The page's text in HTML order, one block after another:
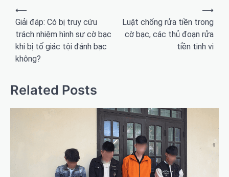
Điều
hướng
bài
viết
⟵
Giải đáp: Có bị truy cứu
trách nhiệm hình sự cờ bạc
khi bị tố giác tội đánh bạc
không?
Luật chống rửa tiền trong
cờ bạc, các thủ đoạn rửa
tiền tinh vi
⟶
Related Posts